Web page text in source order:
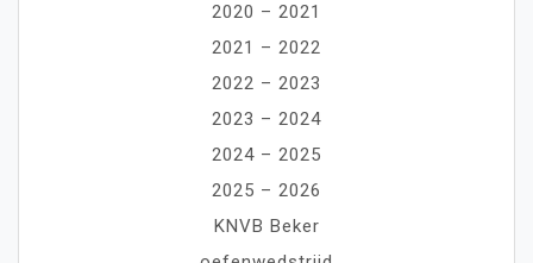
2020 – 2021
2021 – 2022
2022 – 2023
2023 – 2024
2024 – 2025
2025 – 2026
KNVB Beker